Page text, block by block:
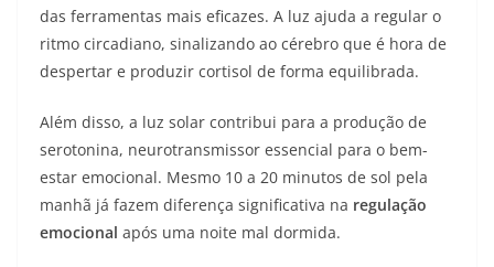
das ferramentas mais eficazes. A luz ajuda a regular o
ritmo circadiano, sinalizando ao cérebro que é hora de
despertar e produzir cortisol de forma equilibrada.
Além disso, a luz solar contribui para a produção de
serotonina, neurotransmissor essencial para o bem-
estar emocional. Mesmo 10 a 20 minutos de sol pela
manhã já fazem diferença significativa na regulação
emocional após uma noite mal dormida.